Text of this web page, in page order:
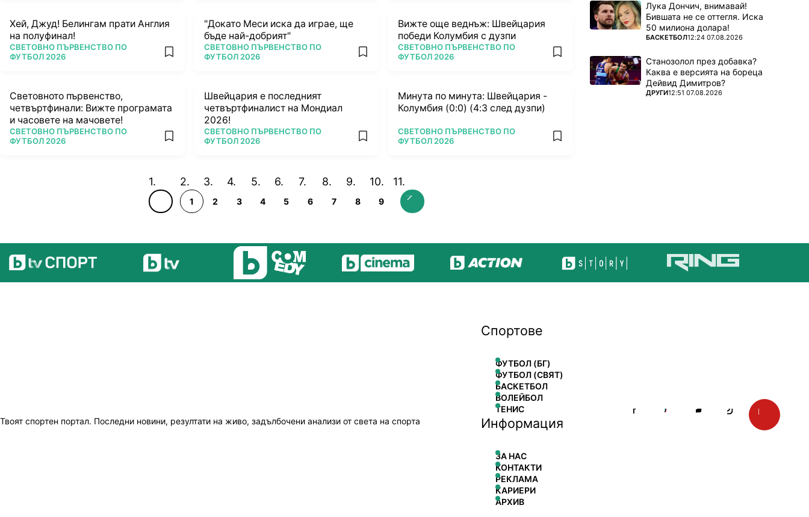
Хей, Джуд! Белингам прати Англия
на полуфинал!
ПОВЕЧЕ ОТ
СВЕТОВНО ПЪРВЕНСТВО ПО
ФУТБОЛ 2026
add favorites
"Докато Меси иска да играе, ще
бъде най-добрият"
ПОВЕЧЕ ОТ
СВЕТОВНО ПЪРВЕНСТВО ПО
ФУТБОЛ 2026
add favorites
Вижте още веднъж: Швейцария
победи Колумбия с дузпи
ПОВЕЧЕ ОТ
СВЕТОВНО ПЪРВЕНСТВО ПО
ФУТБОЛ 2026
add favorites
Световното първенство,
четвъртфинали: Вижте програмата
и часовете на мачовете!
ПОВЕЧЕ ОТ
СВЕТОВНО ПЪРВЕНСТВО ПО
ФУТБОЛ 2026
add favorites
Швейцария е последният
четвъртфиналист на Мондиал
2026!
ПОВЕЧЕ ОТ
СВЕТОВНО ПЪРВЕНСТВО ПО
ФУТБОЛ 2026
add favorites
Минута по минута: Швейцария -
Колумбия (0:0) (4:3 след дузпи)
ПОВЕЧЕ ОТ
СВЕТОВНО ПЪРВЕНСТВО ПО
ФУТБОЛ 2026
add favorites
1 2 3 4 5 6 7 8 9
Лука Дончич, внимавай!
Бившата не се оттегля. Иска
50 милиона долара!
ПОВЕЧЕ ОТ
БАСКЕТБОЛ12:24 07.08.2026
Станозолол през добавка?
Каква е версията на бореца
Дейвид Димитров?
ПОВЕЧЕ ОТ
ДРУГИ12:51 07.08.2026
Твоят спортен портал. Последни новини, резултати на живо, задълбочени анализи от света на спорта
Спортове
ФУТБОЛ (БГ)
ФУТБОЛ (СВЯТ)
БАСКЕТБОЛ
ВОЛЕЙБОЛ
ТЕНИС
Информация
ЗА НАС
КОНТАКТИ
РЕКЛАМА
КАРИЕРИ
АРХИВ